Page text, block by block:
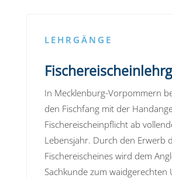
LEHRGÄNGE
In Mecklenburg-Vorpommern
den Fischfang mit der
Fischereischeinpflicht ab
Lebensjahr. Durch den Erwerb
Fischereischeines wird dem
Sachkunde zum waidgerechten